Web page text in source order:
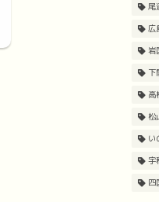
尾
広
岩
下
高
松
い
宇
四